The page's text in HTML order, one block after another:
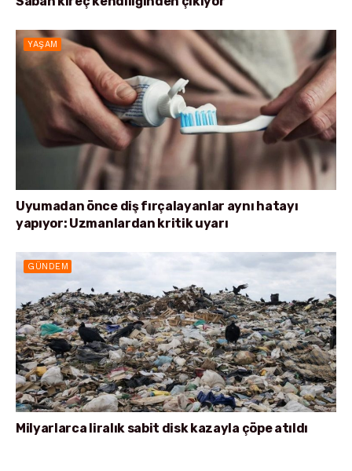
YAŞAM
Uyumadan önce diş fırçalayanlar aynı hatayı
yapıyor: Uzmanlardan kritik uyarı
GÜNDEM
Milyarlarca liralık sabit disk kazayla çöpe atıldı